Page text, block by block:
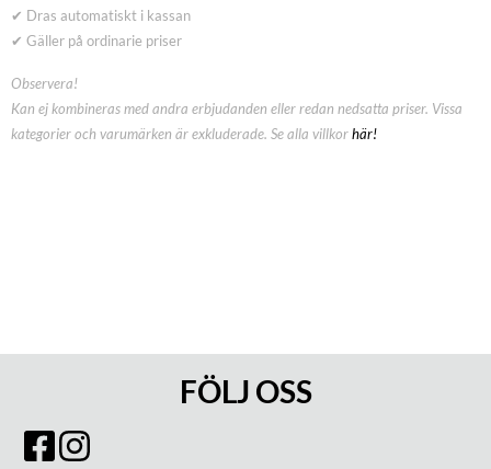
✔ Dras automatiskt i kassan
✔ Gäller på ordinarie priser
Observera!
Kan ej kombineras med andra erbjudanden eller redan nedsatta priser. Vissa
kategorier och varumärken är exkluderade. Se alla villkorhär!
FÖLJ OSS